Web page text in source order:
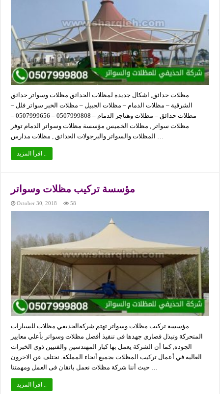
مظلات حدائق, اشكال جديده لمظلات الحدائق مظلات وسواتر حدائق
الشرقية – مظلات الدمام – مظلات الجبيل – مظلات الخبر سواتر فلل –
مظلات حدائق – مظلات وهناجر الدمام – 0507999808 – 0507999656 –
مظلات سواتر , مظلات الخميس مؤسسة مظلات وسواتر الدمام توفر
مؤسسة تركيب مظلات وسواتر
October 30, 2018 58
مؤسسة تركيب مظلات وسواتر تهتم شركةالحذيفي مظلات للسيارات
المتحركة وتبذل قصاري جهدها فى تنفيذ أفضل مظلات وسواتر بأعلي معايير
الجوده, كما أن الشركة يعمل بها كبار المهندسين والفنيين ذوي الخبرات
العالية في أعمال تركيب المظلات بجميع أنحاء المملكة. نختلف عن الاخرون
حيث أننا شركة مظلات نعمل باتقان فى العمل ومهمتنا …
اقرأ المزيد ..